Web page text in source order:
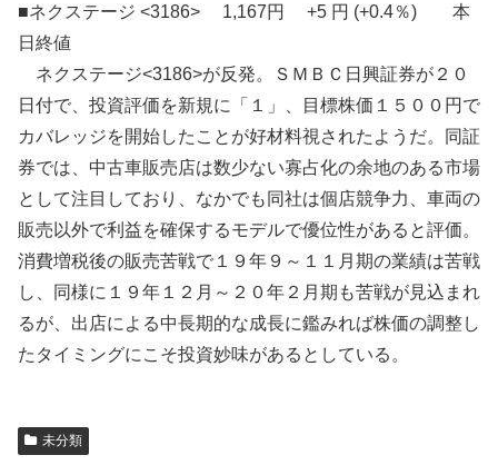
■ネクステージ <3186> 1,167円 +5 円 (+0.4％) 本
日終値
ネクステージ<3186>が反発。ＳＭＢＣ日興証券が２０
日付で、投資評価を新規に「１」、目標株価１５００円で
カバレッジを開始したことが好材料視されたようだ。同証
券では、中古車販売店は数少ない寡占化の余地のある市場
として注目しており、なかでも同社は個店競争力、車両の
販売以外で利益を確保するモデルで優位性があると評価。
消費増税後の販売苦戦で１９年９～１１月期の業績は苦戦
し、同様に１９年１２月～２０年２月期も苦戦が見込まれ
るが、出店による中長期的な成長に鑑みれば株価の調整し
たタイミングにこそ投資妙味があるとしている。
未分類